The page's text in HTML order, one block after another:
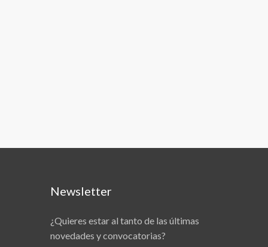
Newsletter
¿Quieres estar al tanto de las últimas
novedades y convocatorias?